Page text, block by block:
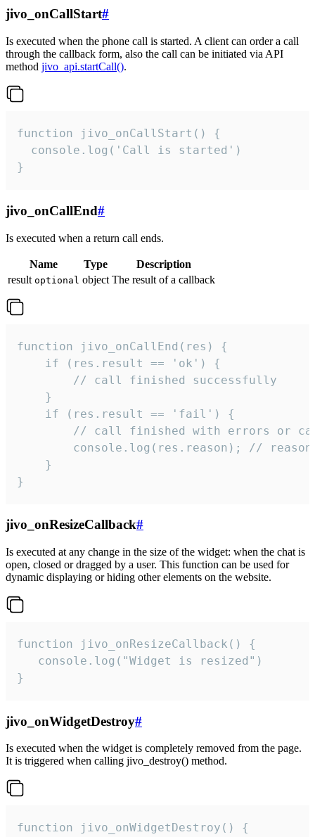
jivo_onCallStart#
Is executed when the phone call is started. A client can order a call
through the callback form, also the call can be initiated via API
method jivo_api.startCall().
function jivo_onCallStart() {
  console.log('Call is started')
}
jivo_onCallEnd#
Is executed when a return call ends.
Name Type
Description
result optional object The result of a callback
function jivo_onCallEnd(res) {
    if (res.result == 'ok') {
        // call finished successfully
    }
    if (res.result == 'fail') {
// call finished with errors or
console.log(res.reason); //
    }
}
jivo_onResizeCallback#
Is executed at any change in the size of the widget: when the chat is
open, closed or dragged by a user. This function can be used for
dynamic displaying or hiding other elements on the website.
function jivo_onResizeCallback() {
   console.log("Widget is resized")
}
jivo_onWidgetDestroy#
Is executed when the widget is completely removed from the page.
It is triggered when calling jivo_destroy() method.
function jivo_onWidgetDestroy() {